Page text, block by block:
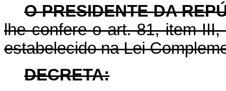
O PRESIDENTE DA
lhe confere o art. 81, item
estabelecido na Lei
DECRETA: